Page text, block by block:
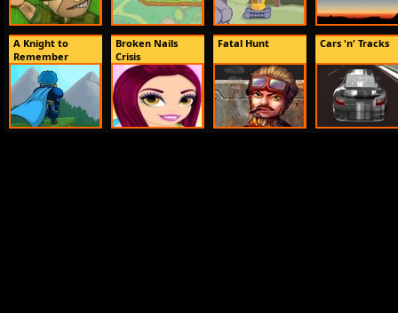
A Knight to
Remember
Broken Nails
Crisis
Fatal Hunt Cars 'n' Tracks